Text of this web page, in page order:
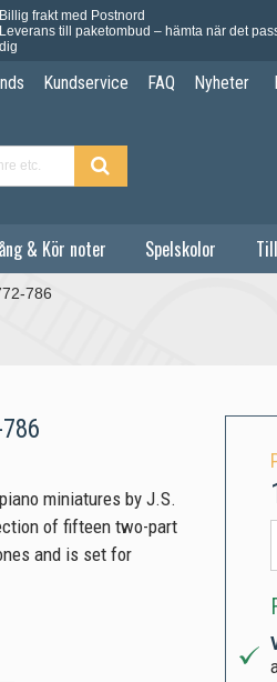
Billig frakt med Postnord
Leverans till paketombud – hämta när det
dig
Kundservice FAQ Nyheter
& Kör noter Spelskolor
786
miniatures by J.S.
of fifteen two-part
and is set for